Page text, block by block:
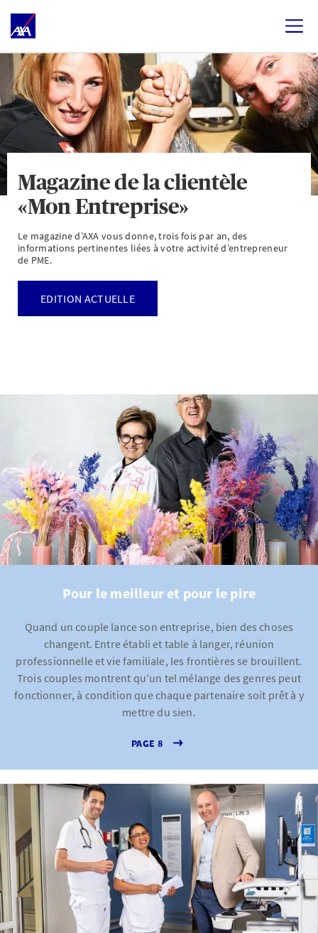
Magazine de la clientèle
«Mon Entreprise»
Le magazine d’AXA vous donne, trois fois par an, des
informations pertinentes liées à votre activité d’entrepreneur
de PME.
EDITION ACTUELLE
Pour le meilleur et pour le pire
Quand un couple lance son entreprise, bien des choses
changent. Entre établi et table à langer, réunion
professionnelle et vie familiale, les frontières se brouillent.
Trois couples montrent qu’un tel mélange des genres peut
fonctionner, à condition que chaque partenaire soit prêt à y
mettre du sien.
PAGE 8